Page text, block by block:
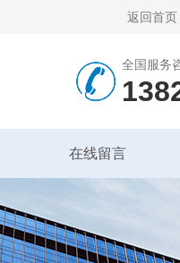
返回首页
全国服务
在线留言